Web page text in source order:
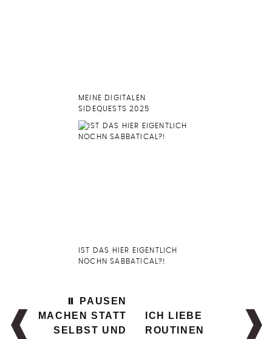
MEINE DIGITALEN
SIDEQUESTS 2025
IST DAS HIER EIGENTLICH
NOCHN SABBATICAL?!
⏸ PAUSEN
MACHEN STATT
SELBST UND
ICH LIEBE
ROUTINEN